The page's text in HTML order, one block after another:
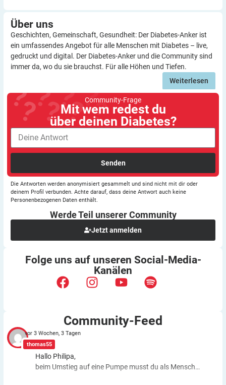
Über uns
Geschichten, Gemeinschaft, Gesundheit: Der Diabetes-Anker ist
ein umfassendes Angebot für alle Menschen mit Diabetes – live,
gedruckt und digital. Der Diabetes-Anker und die Community sind
immer da, wo du sie brauchst. Für alle Höhen und Tiefen.
Weiterlesen
Community-Frage
Mit wem redest du
über deinen Diabetes?
Senden
Die Antworten werden anonymisiert gesammelt und sind nicht mit dir oder
deinem Profil verbunden. Achte darauf, dass deine Antwort auch keine
Personenbezogenen Daten enthält.
Werde Teil unserer Community
Jetzt anmelden
Folge uns auf unseren Social-Media-
Kanälen
Community-Feed
thomas55
vor 3 Wochen, 3 Tagen
Hallo Philipa,
beim Umstieg auf eine Pumpe musst du als Mensch